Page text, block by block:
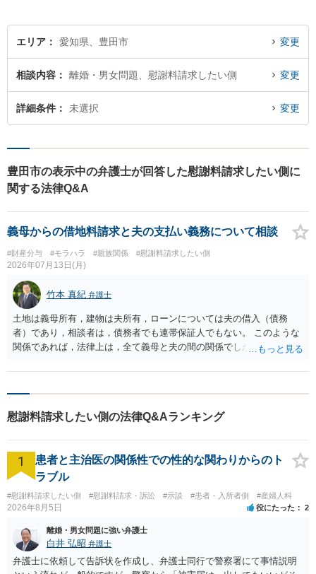
エリア 愛知県、豊田市 変更
相談内容 離婚・男女問題、慰謝料請求したい側 変更
詳細条件 未選択 変更
豊田市の表示中の弁護士が回答した慰謝料請求したい側に
関する法律Q&A
義母からの借地料請求と夫の支払い義務について相談
#財産分与 #モラハラ #親族関係 #慰謝料請求したい側
2026年07月13日(月)
竹本 真紀 弁護士
土地は義母所有，建物は夫所有，ローンについては夫の借入（債務
者）であり，相談者は，債務者でも連帯保証人でもない。 このような
関係であれば，法律上は，全て義母と夫の間の関係でしかありませ
せる）がされていたのでしょうかね。 いずれにしても，使用貸借では
だからお前が払えよ！と怒鳴られました。」 こうなった経緯は不明で
をしない場合に，義母がどのような選択をするかは，義母の判断でし
かありません（抵当権の解除の話をしているようですが）。 夫が賃料
ん。変な賃貸借契約書（なぜか，賃借人が相談者になっているなど）
ず，請求してくるのだとすれば，そのような請求を押し付けてくる夫
について，どのように評価するかの話になると思います。 抵当権の解
除は，金融機関（担保権者）の方が応じることがないと思います。ロ
慰謝料請求したい側の法律Q&Aランキング
1
患者と主治医の関係性での性的な関わりからのト
ラブル
#慰謝料請求したい側 #慰謝料請求・訴訟 #示談 #患者・入所者側 #産婦人科
2026年8月5日 役にたった 2
離婚・男女問題に強い弁護士
白井 弘昭 弁護士
弁護士に依頼して告訴状を作成し、弁護士同行で警察署にて事情説明